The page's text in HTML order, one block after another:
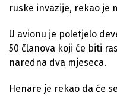
ruske invazije, rekao je
U avionu je poletjelo
50 članova koji će biti
naredna dva mjeseca.
Henare je rekao da će